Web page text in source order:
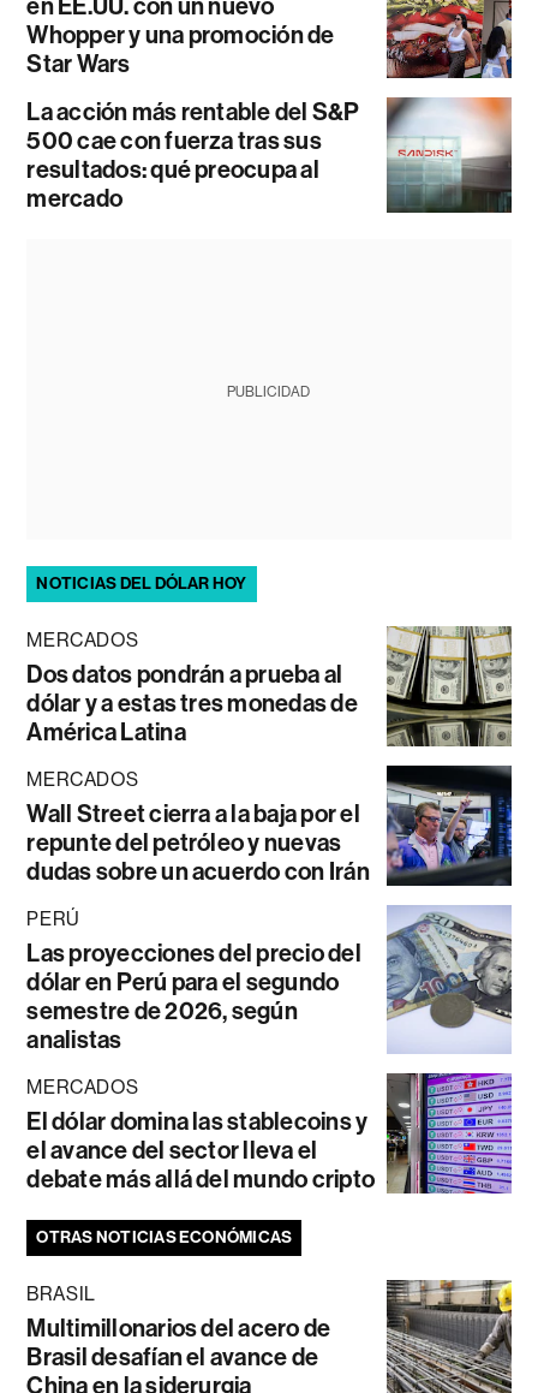
en EE.UU. con un nuevo
Whopper y una promoción de
Star Wars
La acción más rentable del S&P
500 cae con fuerza tras sus
resultados: qué preocupa al
mercado
PUBLICIDAD
NOTICIAS DEL DÓLAR HOY
MERCADOS
Dos datos pondrán a prueba al
dólar y a estas tres monedas de
América Latina
MERCADOS
Wall Street cierra a la baja por el
repunte del petróleo y nuevas
dudas sobre un acuerdo con Irán
PERÚ
Las proyecciones del precio del
dólar en Perú para el segundo
semestre de 2026, según
analistas
MERCADOS
El dólar domina las stablecoins y
el avance del sector lleva el
debate más allá del mundo cripto
OTRAS NOTICIAS ECONÓMICAS
BRASIL
Multimillonarios del acero de
Brasil desafían el avance de
China en la siderurgia